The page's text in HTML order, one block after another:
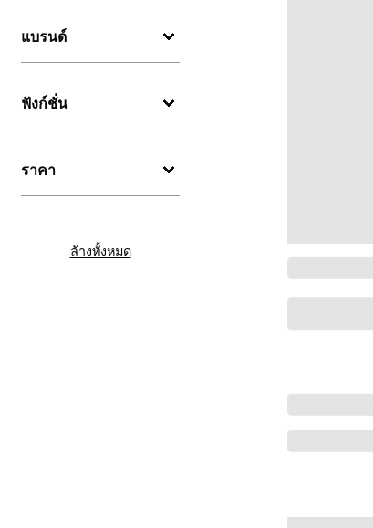
แบรนด์
ฟังก์ชั่น
ราคา
ล้างทั้งหมด